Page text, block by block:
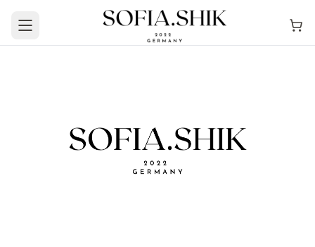
Open main menu